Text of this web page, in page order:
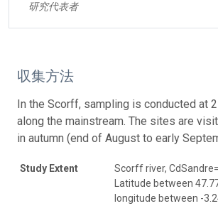
研究代表者
収集方法
In the Scorff, sampling is conducted at
along the mainstream. The sites are
in autumn (end of August to early
Study Extent
Scorff river,
Latitude between
longitude between -